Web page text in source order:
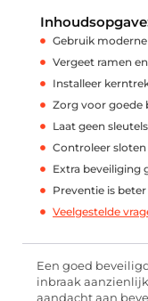
Gebruik
Vergeet ramen
Installeer
Zorg voor goede
Laat geen
Controleer
Extra beveiliging
Preventie is
Veelgestelde
Een goed
inbraak
aandacht aan